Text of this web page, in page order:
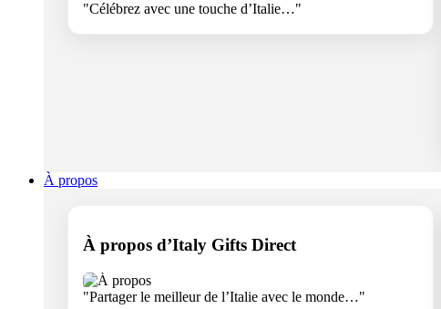
"Célébrez avec une touche d’Italie…"
À propos
À propos d’Italy Gifts Direct
"Partager le meilleur de l’Italie avec le monde…"